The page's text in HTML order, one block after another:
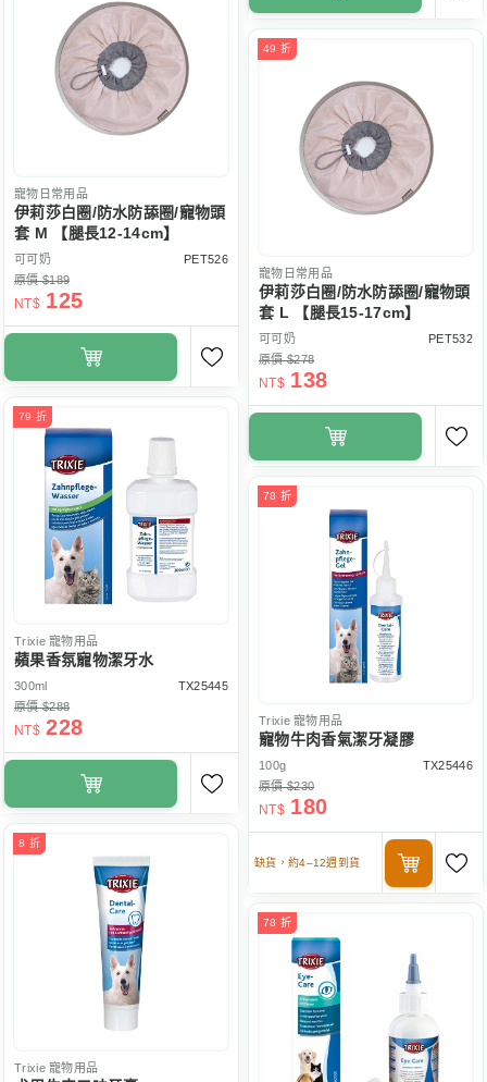
寵物日常用品
伊莉莎白圈/防水防舔圈/寵物頭
套 M 【腿長12-14cm】
可可奶
PET526
原價 $189
NT$ 125
49 折
寵物日常用品
伊莉莎白圈/防水防舔圈/寵物頭
套 L 【腿長15-17cm】
可可奶
PET532
原價 $278
NT$ 138
79 折
Trixie寵物用品
蘋果香氛寵物潔牙水
300ml
TX25445
原價 $288
NT$ 228
78 折
Trixie寵物用品
寵物牛肉香氣潔牙凝膠
100g
TX25446
原價 $230
NT$ 180
缺貨，約4–12週到貨
8 折
Trixie寵物用品
78 折